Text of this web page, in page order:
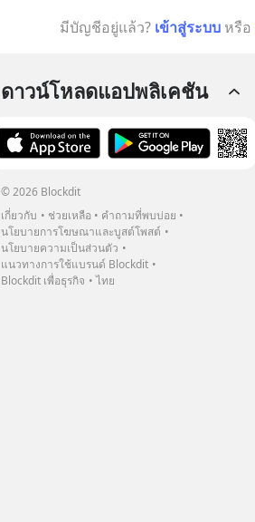
มีบัญชีอยู่แล้ว? เข้าสู่ระบบ หรือ
ดาวน์โหลดแอปพลิเคชัน
© 2026 Blockdit
เกี่ยวกับ
ช่วยเหลือ
คำถามที่พบบ่อย
นโยบายการโฆษณาและบูสต์โพสต์
นโยบายความเป็นส่วนตัว
แนวทางการใช้แบรนด์ Blockdit
Blockdit เพื่อธุรกิจ
ไทย